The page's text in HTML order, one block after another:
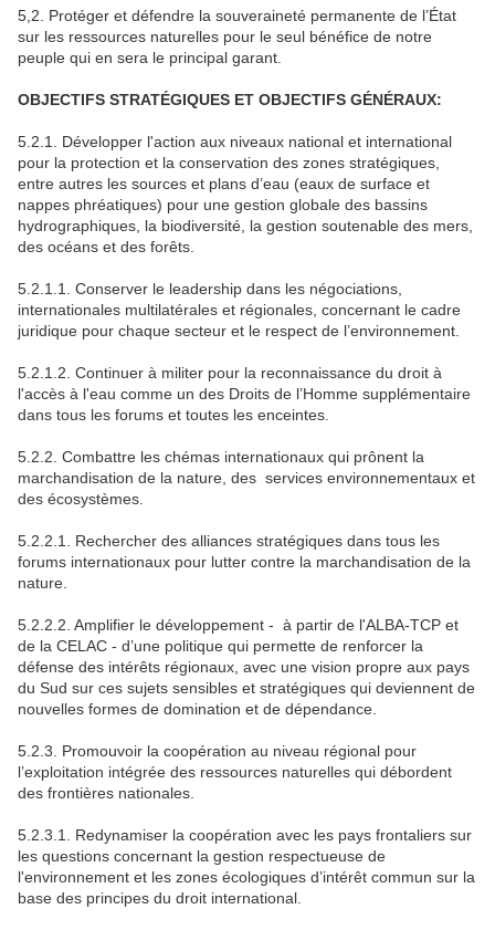
5,2. Protéger et défendre la souveraineté permanente de l’État
sur les ressources naturelles pour le seul bénéfice de notre
peuple qui en sera le principal garant.
OBJECTIFS STRATÉGIQUES ET OBJECTIFS GÉNÉRAUX:
5.2.1. Développer l'action aux niveaux national et international
pour la protection et la conservation des zones stratégiques,
entre autres les sources et plans d’eau (eaux de surface et
nappes phréatiques) pour une gestion globale des bassins
hydrographiques, la biodiversité, la gestion soutenable des mers,
des océans et des forêts.
5.2.1.1. Conserver le leadership dans les négociations,
internationales multilatérales et régionales, concernant le cadre
juridique pour chaque secteur et le respect de l’environnement.
5.2.1.2. Continuer à militer pour la reconnaissance du droit à
l'accès à l'eau comme un des Droits de l’Homme supplémentaire
dans tous les forums et toutes les enceintes.
5.2.2. Combattre les chémas internationaux qui prônent la
marchandisation de la nature, des services environnementaux et
des écosystèmes.
5.2.2.1. Rechercher des alliances stratégiques dans tous les
forums internationaux pour lutter contre la marchandisation de la
nature.
5.2.2.2. Amplifier le développement - à partir de l'ALBA-TCP et
de la CELAC - d’une politique qui permette de renforcer la
défense des intérêts régionaux, avec une vision propre aux pays
du Sud sur ces sujets sensibles et stratégiques qui deviennent de
nouvelles formes de domination et de dépendance.
5.2.3. Promouvoir la coopération au niveau régional pour
l’exploitation intégrée des ressources naturelles qui débordent
des frontières nationales.
5.2.3.1. Redynamiser la coopération avec les pays frontaliers sur
les questions concernant la gestion respectueuse de
l'environnement et les zones écologiques d’intérêt commun sur la
base des principes du droit international.